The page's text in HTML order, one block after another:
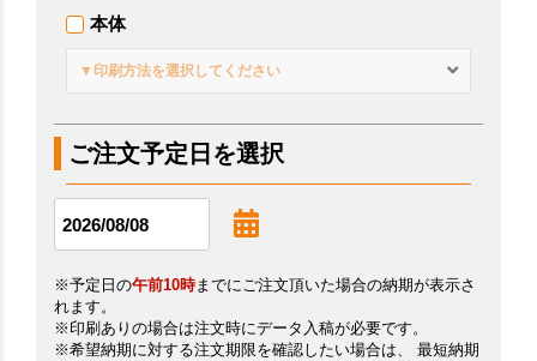
本体
▼印刷方法を選択してください
ご注文予定日を選択
※予定日の午前10時までにご注文頂いた場合の納期が表示さ
れます。
※印刷ありの場合は注文時にデータ入稿が必要です。
※希望納期に対する注文期限を確認したい場合は、 最短納期